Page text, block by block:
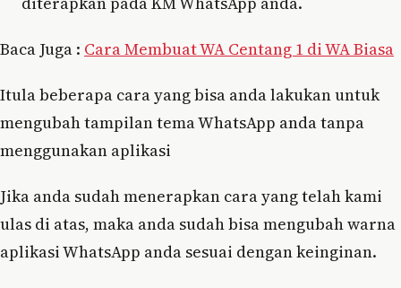
Baca Juga : Cara Membuat WA Centang 1 di WA Biasa
Itula beberapa cara yang bisa anda lakukan untuk
mengubah tampilan tema WhatsApp anda tanpa
menggunakan aplikasi
Jika anda sudah menerapkan cara yang telah kami
ulas di atas, maka anda sudah bisa mengubah warna
aplikasi WhatsApp anda sesuai dengan keinginan.